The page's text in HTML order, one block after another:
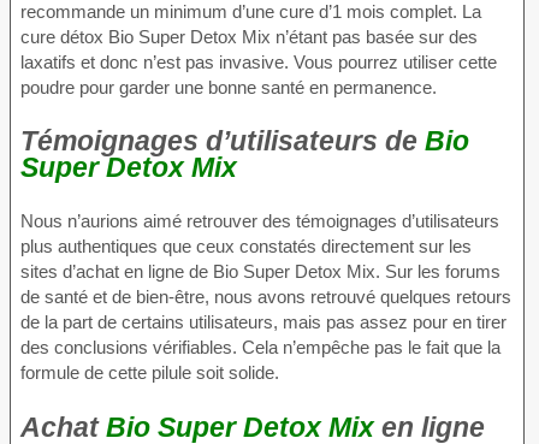
recommande un minimum d’une cure d’1 mois complet. La
cure détox Bio Super Detox Mix n’étant pas basée sur des
laxatifs et donc n’est pas invasive. Vous pourrez utiliser cette
poudre pour garder une bonne santé en permanence.
Témoignages d’utilisateurs de Bio
Super Detox Mix
Nous n’aurions aimé retrouver des témoignages d’utilisateurs
plus authentiques que ceux constatés directement sur les
sites d’achat en ligne de Bio Super Detox Mix. Sur les forums
de santé et de bien-être, nous avons retrouvé quelques retours
de la part de certains utilisateurs, mais pas assez pour en tirer
des conclusions vérifiables. Cela n’empêche pas le fait que la
formule de cette pilule soit solide.
AchatBio Super Detox Mixen ligne